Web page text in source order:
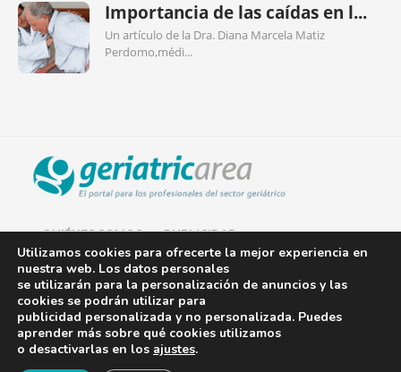
Importancia de las caídas en l...
Un artículo de la Dra. Diana Marcela Matiz
Perdomo,médi...
QUIÉNES SOMOS PUBLICIDAD
AVISO LEGAL
POLÍTICA DE COOKIES
POLÍTICA DE PRIVACIDAD
Utilizamos cookies para ofrecerte la mejor experiencia en
nuestra web. Los datos personales
se utilizarán para la personalización de anuncios y las
cookies se podrán utilizar para
publicidad personalizada y no personalizada. Puedes
aprender más sobre qué cookies utilizamos
o desactivarlas en los ajustes.